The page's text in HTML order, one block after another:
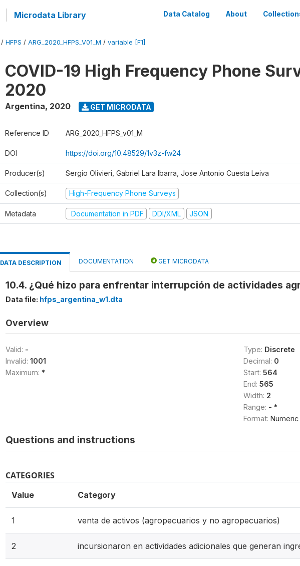
Microdata Library Data Catalog About
/ HFPS / ARG_2020_HFPS_V01_M / variable [F1]
COVID-19 High Frequency Phone
2020
Argentina, 2020 GET MICRODATA
Reference ID ARG_2020_HFPS_v01_M
DOI https://doi.org/10.48529/1v3z-fw24
Producer(s) Sergio Olivieri, Gabriel Lara Ibarra, Jose Antonio Cuesta Leiva
Collection(s) High-Frequency Phone Surveys
Metadata Documentation in PDF DDI/XML JSON
DATA DESCRIPTION DOCUMENTATION GET MICRODATA
10.4. ¿Qué hizo para enfrentar interrupción de actividades
Data file: hfps_argentina_w1.dta
Overview
Valid: -
Invalid: 1001
Maximum: *
Type: Discrete
Decimal: 0
Start: 564
End: 565
Width: 2
Range: - *
Format: Numeric
Questions and instructions
CATEGORIES
Value Category
1 venta de activos (agropecuarios y no agropecuarios)
2 incursionaron en actividades adicionales que generan